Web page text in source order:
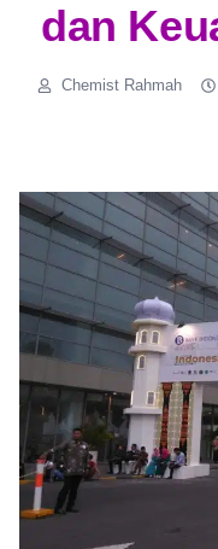
dan
Chemist Rahmah